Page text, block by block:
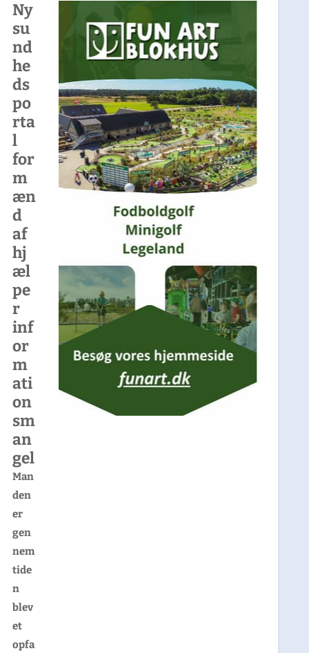
Ny
su
nd
he
ds
po
rta
l
for
m
æn
d
af
hj
æl
pe
r
inf
or
m
ati
on
sm
an
gel
Man
den
er
gen
nem
tide
n
blev
et
opfa